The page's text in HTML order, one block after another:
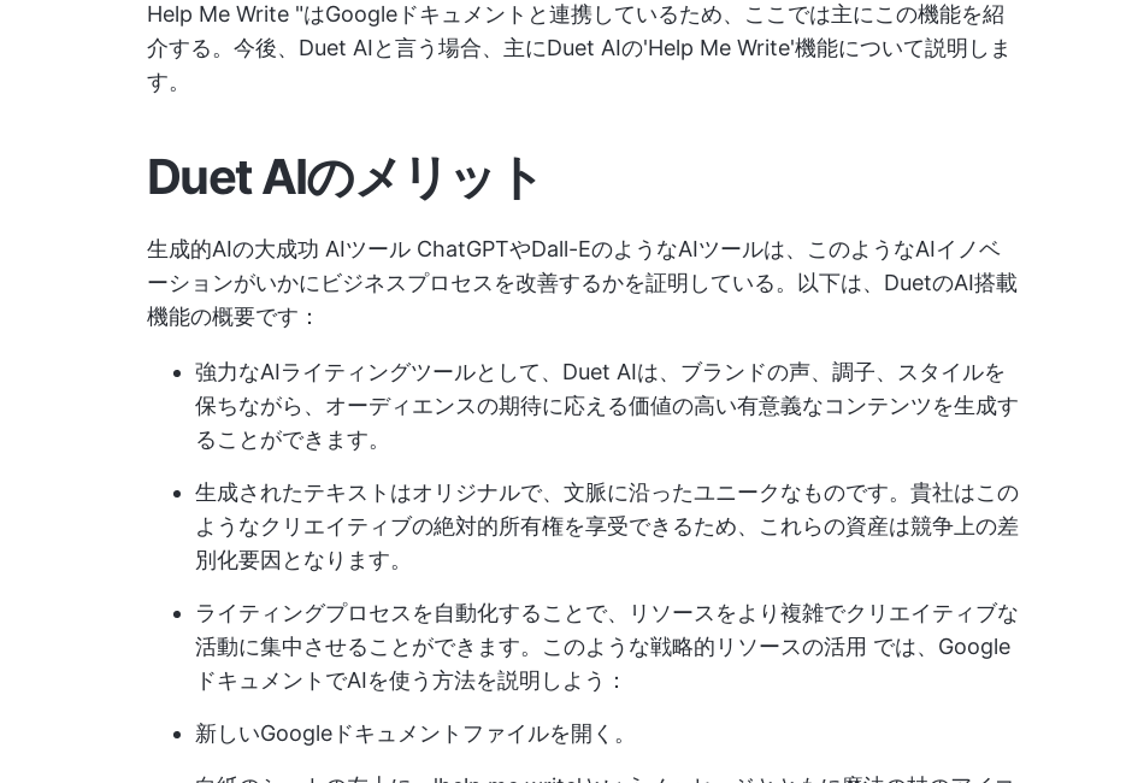
Help Me Write "はGoogleドキュメントと連携しているため、ここでは主にこの機能を紹
介する。今後、Duet AIと言う場合、主にDuet AIの'Help Me Write'機能について説明しま
す。
Duet AIのメリット
生成的AIの大成功 AIツール ChatGPTやDall-EのようなAIツールは、このようなAIイノベ
ーションがいかにビジネスプロセスを改善するかを証明している。以下は、DuetのAI搭載
機能の概要です：
強力なAIライティングツールとして、Duet AIは、ブランドの声、調子、スタイルを
保ちながら、オーディエンスの期待に応える価値の高い有意義なコンテンツを生成す
ることができます。
生成されたテキストはオリジナルで、文脈に沿ったユニークなものです。貴社はこの
ようなクリエイティブの絶対的所有権を享受できるため、これらの資産は競争上の差
別化要因となります。
ライティングプロセスを自動化することで、リソースをより複雑でクリエイティブな
活動に集中させることができます。このような戦略的 リソースの活用 では、Google
ドキュメントでAIを使う方法を説明しよう：
新しいGoogleドキュメントファイルを開く。